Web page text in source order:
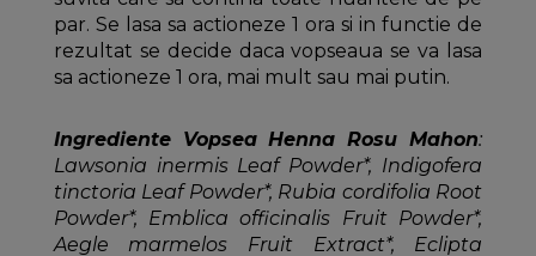
par. Se lasa sa actioneze 1 ora si in functie de
rezultat se decide daca vopseaua se va lasa
sa actioneze 1 ora, mai mult sau mai putin.
Ingrediente Vopsea Henna Rosu Mahon:
Lawsonia inermis Leaf Powder*, Indigofera
tinctoria Leaf Powder*, Rubia cordifolia Root
Powder*, Emblica officinalis Fruit Powder*,
Aegle marmelos Fruit Extract*, Eclipta